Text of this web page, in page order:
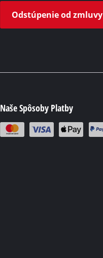
Odstúpenie od zmluvy
Naše Spôsoby Platby